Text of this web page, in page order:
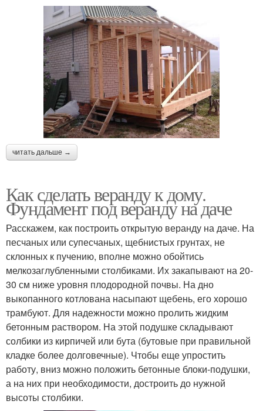
читать дальше →
Как сделать веранду к дому.
Фундамент под веранду на даче
Расскажем, как построить открытую веранду на даче. На
песчаных или супесчаных, щебнистых грунтах, не
склонных к пучению, вполне можно обойтись
мелкозаглубленными столбиками. Их закапывают на 20-
30 см ниже уровня плодородной почвы. На дно
выкопанного котлована насыпают щебень, его хорошо
трамбуют. Для надежности можно пролить жидким
бетонным раствором. На этой подушке складывают
солбики из кирпичей или бута (бутовые при правильной
кладке более долговечные). Чтобы еще упростить
работу, вниз можно положить бетонные блоки-подушки,
а на них при необходимости, достроить до нужной
высоты столбики.